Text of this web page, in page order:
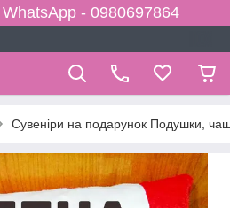
- 0980697864
Сувеніри на подарунок Подушки,